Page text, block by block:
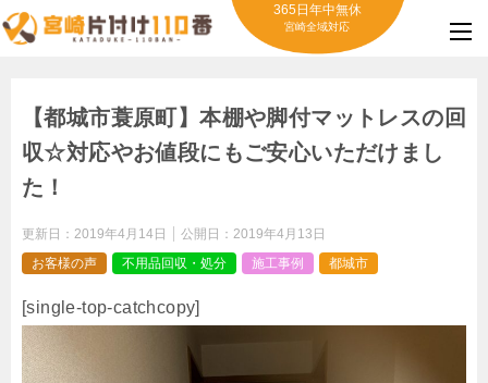
365日年中無休
宮崎全域対応
【都城市蓑原町】本棚や脚付マットレスの回
収☆対応やお値段にもご安心いただけまし
た！
更新日： 2019年4月14日 公開日： 2019年4月13日
お客様の声
不用品回収・処分 施工事例 都城市
[single-top-catchcopy]